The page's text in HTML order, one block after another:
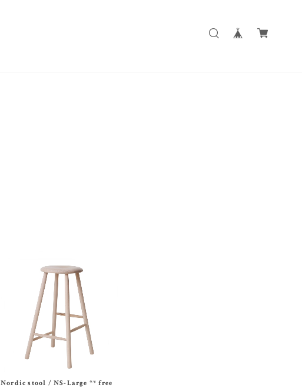
Nordic stool / NS-Large ** free